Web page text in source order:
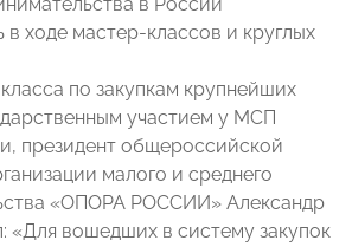
ходе мастер-классов и круглых
по закупкам крупнейших
участием у МСП
президент общероссийской
малого и среднего
«ОПОРА РОССИИ» Александр
«Для вошедших в систему закупок